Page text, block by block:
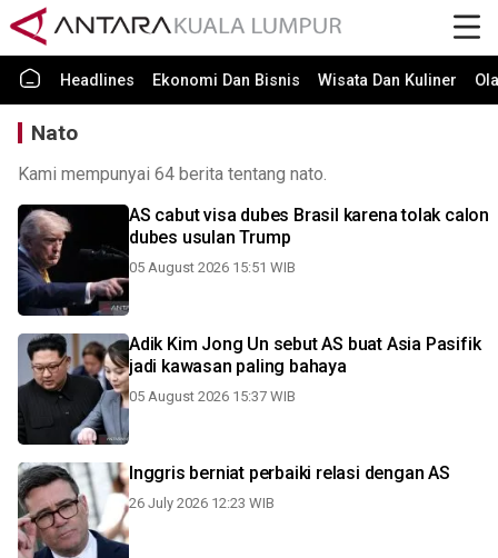
Headlines Ekonomi Dan Bisnis Wisata Dan Kuliner
Nato
Kami mempunyai 64 berita tentang nato.
AS cabut visa dubes Brasil karena tolak calon
dubes usulan Trump
05 August 2026 15:51 WIB
Adik Kim Jong Un sebut AS buat Asia Pasifik
jadi kawasan paling bahaya
05 August 2026 15:37 WIB
Inggris berniat perbaiki relasi dengan AS
26 July 2026 12:23 WIB